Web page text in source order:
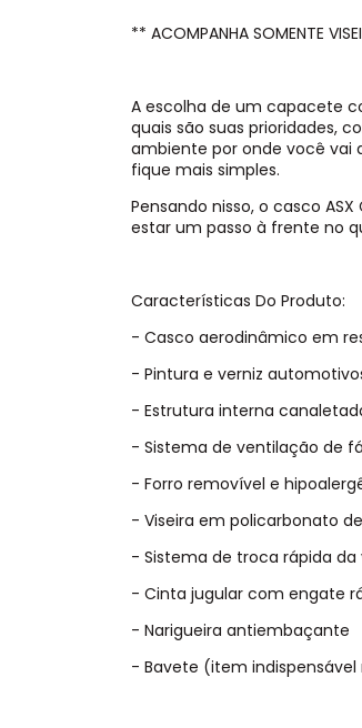
** ACOMPANHA SOMENTE
A escolha de um capacete
quais são suas prioridades,
ambiente por onde você vai
fique mais simples.
Pensando nisso, o casco
estar um passo à frente no
Características Do Produto:
- Casco aerodinâmico em
- Pintura e verniz
- Estrutura interna
- Sistema de ventilação de
- Forro removível e
- Viseira em policarbonato
- Sistema de troca rápida da
- Cinta jugular com engate
- Narigueira antiembaçante
- Bavete (item